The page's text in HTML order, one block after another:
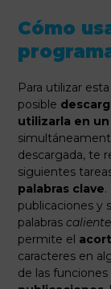
Cómo
Para utilizar
posible
utilizarla en
descargada, te
siguientes
palabras clave.
publicaciones y
palabras
permite el
caracteres en
de las